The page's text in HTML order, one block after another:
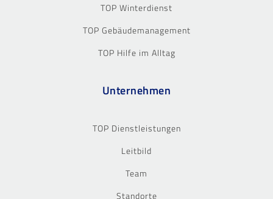
TOP Winterdienst
TOP Gebäudemanagement
TOP Hilfe im Alltag
Unternehmen
TOP Dienstleistungen
Leitbild
Team
Standorte